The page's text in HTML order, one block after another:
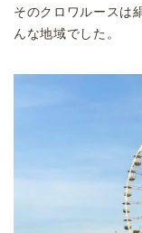
そのクロワルースは
んな地域でした。